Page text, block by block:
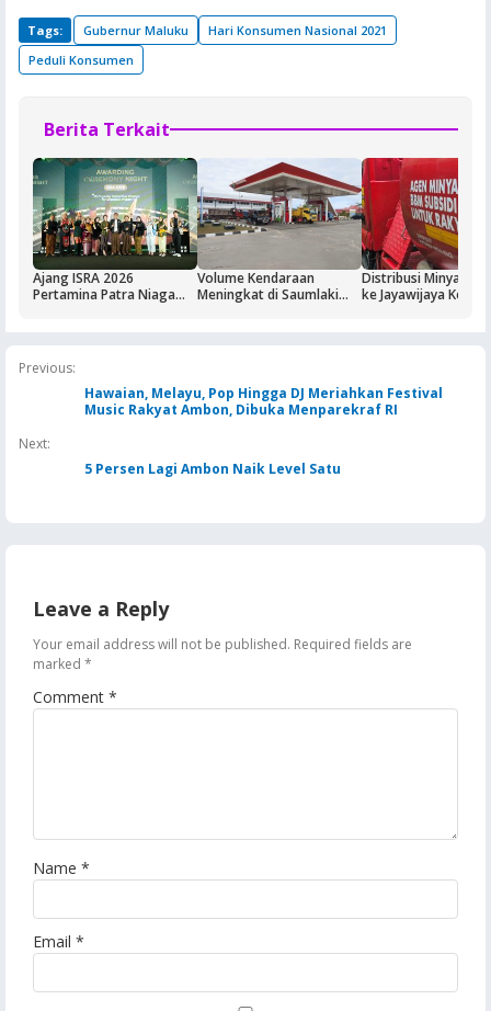
Tags: Gubernur Maluku
Hari Konsumen Nasional 2021
Peduli Konsumen
Berita Terkait
Ajang ISRA 2026
Pertamina Patra Niaga
Volume Kendaraan
Meningkat di Saumlaki
Distribusi Minyak
ke Jayawijaya
Previous:
Hawaian, Melayu, Pop Hingga DJ Meriahkan Festival
Music Rakyat Ambon, Dibuka Menparekraf RI
Next:
5 Persen Lagi Ambon Naik Level Satu
Leave a Reply
Your email address will not be published. Required fields are
marked *
Comment *
Name *
Email *